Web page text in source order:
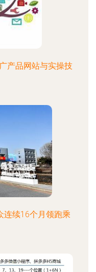
产品网站与实操技
连续16个月领跑乘